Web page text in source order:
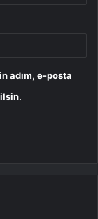
adım, e-posta